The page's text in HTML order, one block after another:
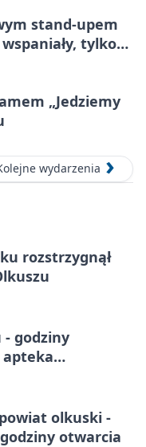
stand-upem
tylko
„Jedziemy
wydarzenia
rozstrzygnął
- godziny
olkuski -
otwarcia